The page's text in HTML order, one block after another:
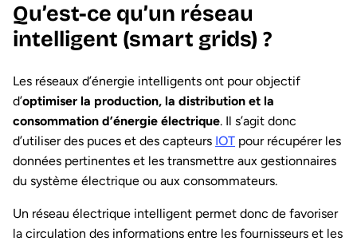
Qu’est-ce qu’un réseau
intelligent (smart grids) ?
Les réseaux d’énergie intelligents ont pour objectif
d’optimiser la production, la distribution et la
consommation d’énergie électrique. Il s’agit donc
d’utiliser des puces et des capteurs IOT pour récupérer les
données pertinentes et les transmettre aux gestionnaires
du système électrique ou aux consommateurs.
Un réseau électrique intelligent permet donc de favoriser
la circulation des informations entre les fournisseurs et les